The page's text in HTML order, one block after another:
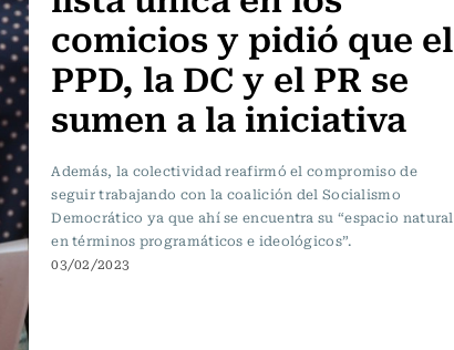
comicios y pidió que el
PPD, la DC y el PR se
sumen a la iniciativa
Además, la colectividad reafirmó el compromiso de
seguir trabajando con la coalición del Socialismo
Democrático ya que ahí se encuentra su “espacio natural
en términos programáticos e ideológicos”.
03/02/2023